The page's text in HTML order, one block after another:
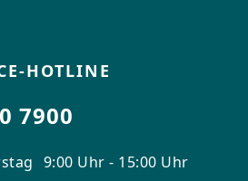
HOTLINE
7900
9:00 Uhr - 15:00 Uhr